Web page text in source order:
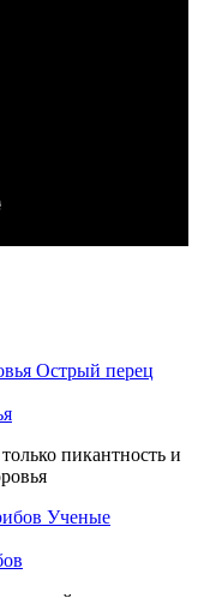
Острый перец
пикантность и
Ученые